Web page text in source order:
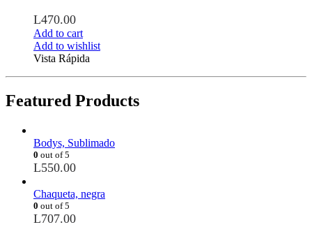
L470.00
Add to cart
Add to wishlist
Vista Rápida
Featured Products
Bodys, Sublimado
0 out of 5
L550.00
Chaqueta, negra
0 out of 5
L707.00